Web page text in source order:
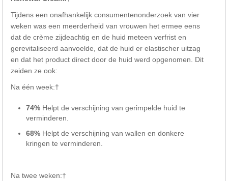
Tijdens een onafhankelijk consumentenonderzoek van vier
weken was een meerderheid van vrouwen het ermee eens
dat de crème zijdeachtig en de huid meteen verfrist en
gerevitaliseerd aanvoelde, dat de huid er elastischer uitzag
en dat het product direct door de huid werd opgenomen. Dit
zeiden ze ook:
Na één week:†
74% Helpt de verschijning van gerimpelde huid te
verminderen.
68% Helpt de verschijning van wallen en donkere
kringen te verminderen.
Na twee weken:†